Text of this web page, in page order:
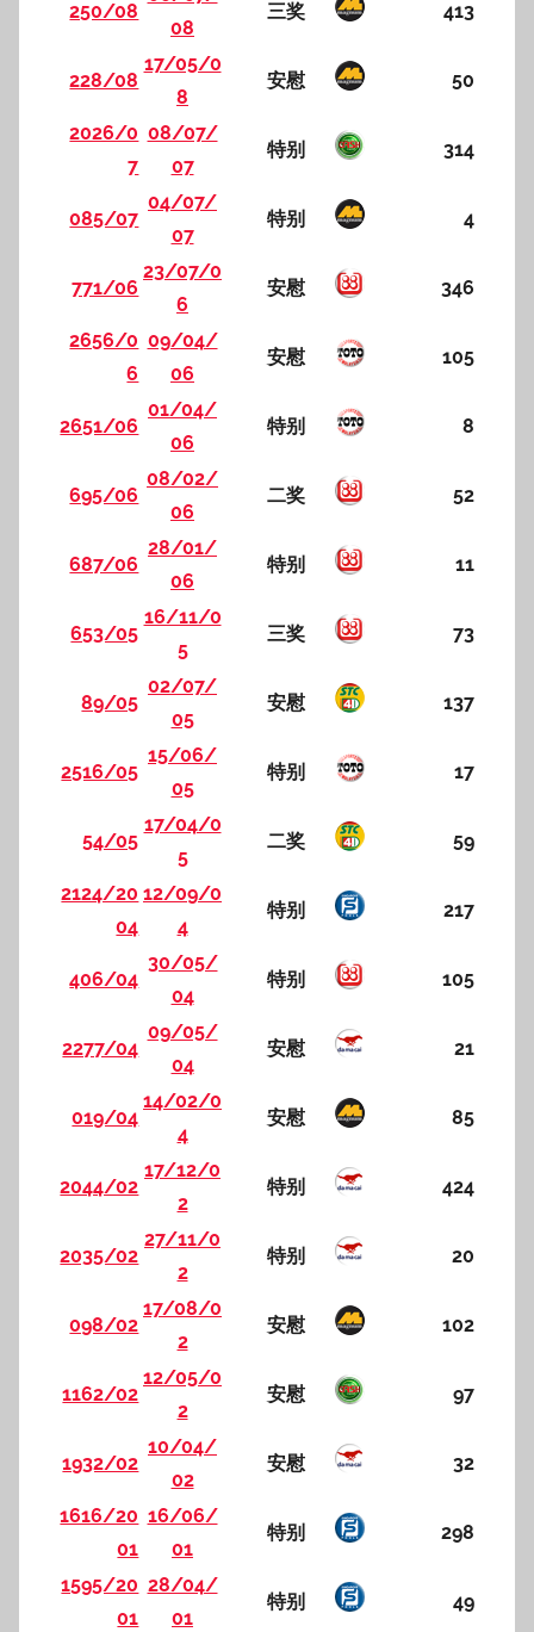
250/08
08
三奖 413
228/08
17/05/0
8
安慰 50
2026/0
7
08/07/
07
特别 314
085/07
04/07/
07
特别 4
771/06
23/07/0
6
安慰 346
2656/0
6
09/04/
06
安慰 105
2651/06
01/04/
06
特别 8
695/06
08/02/
06
二奖 52
687/06
28/01/
06
特别 11
653/05
16/11/0
5
三奖 73
89/05
02/07/
05
安慰 137
2516/05
15/06/
05
特别 17
54/05
17/04/0
5
二奖 59
2124/20
04
12/09/0
4
特别 217
406/04
30/05/
04
特别 105
2277/04
09/05/
04
安慰 21
019/04
14/02/0
4
安慰 85
2044/02
17/12/0
2
特别 424
2035/02
27/11/0
2
特别 20
098/02
17/08/0
2
安慰 102
1162/02
12/05/0
2
安慰 97
1932/02
10/04/
02
安慰 32
1616/20
01
16/06/
01
特别 298
1595/20
01
28/04/
01
特别 49